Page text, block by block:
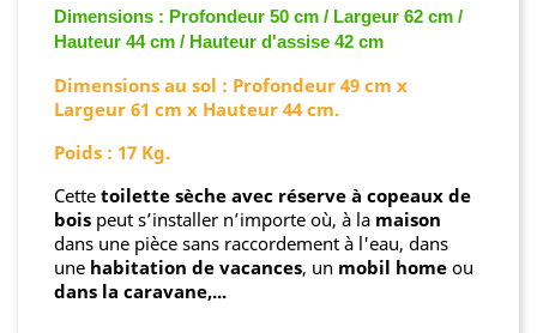
Dimensions : Profondeur 50 cm / Largeur 62 cm /
Hauteur 44 cm / Hauteur d'assise 42 cm
Dimensions au sol : Profondeur 49 cm x
Largeur 61 cm x Hauteur 44 cm.
Poids : 17 Kg.
Cette toilette sèche avec réserve à copeaux de
bois peut s’installer n’importe où, à la maison
dans une pièce sans raccordement à l'eau, dans
une habitation de vacances, un mobil home ou
dans la caravane,...